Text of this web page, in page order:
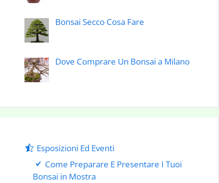
Bonsai Secco Cosa Fare
Dove Comprare Un Bonsai a Milano
Esposizioni Ed Eventi
Come Preparare E Presentare I Tuoi
Bonsai in Mostra